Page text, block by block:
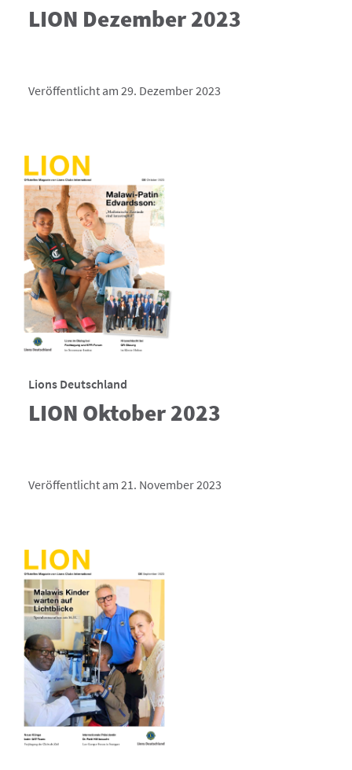
LION Dezember 2023
Veröffentlicht am 29. Dezember 2023
Lions Deutschland
LION Oktober 2023
Veröffentlicht am 21. November 2023